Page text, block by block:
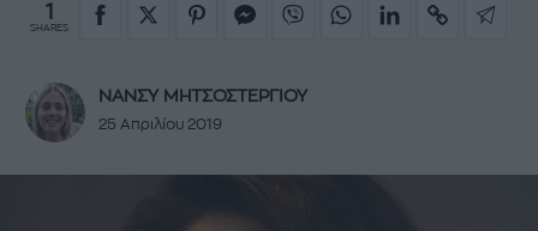
1
SHARES
ΝΑΝΣΥ ΜΗΤΣΟΣΤΕΡΓΙΟΥ
25 Απριλίου 2019